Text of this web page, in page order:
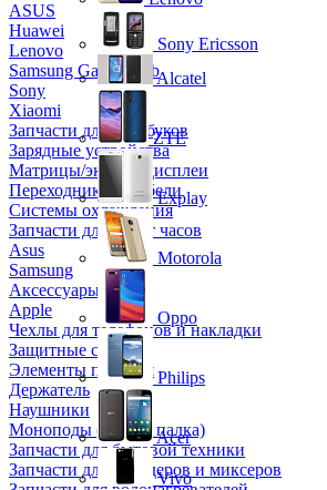
ASUS
Huawei
Lenovo
Samsung Galaxy Tab
Sony
Xiaomi
Запчасти для ноутбуков
Зарядные устройства
Матрицы/экраны/дисплеи
Переходники и кабели
Системы охлаждения
Запчасти для смарт часов
Asus
Samsung
Аксессуары
Apple
Чехлы для телефонов и накладки
Защитные стекла
Элементы питания
Держатель
Наушники
Моноподы (Селфи палка)
Запчасти для бытовой техники
Запчасти для блендеров и миксеров
Sony Ericsson
Alcatel
ZTE
Explay
Motorola
Oppo
Philips
Acer
Vivo